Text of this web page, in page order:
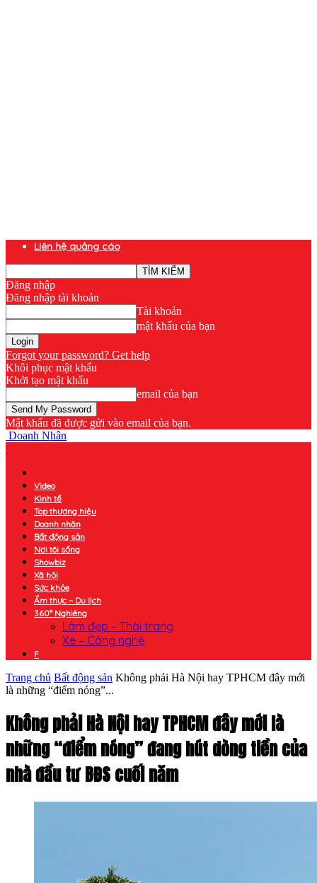
Liên hệ quảng cáo
Đăng nhập
Đăng nhập tài khoản
Tài khoản
mật khẩu của bạn
Forgot your password? Get help
Khôi phục mật khẩu
Khởi tạo mật khẩu
email của bạn
Mật khẩu đã được gửi vào email của bạn.
Doanh Nhân
Video
Kinh tế
Top thương hiệu
Doanh nhân
Bất động sản
Nơi tôi sống
Showbiz
Xã hội
Sức khỏe
Ẩm thực – Du lịch
360° Nghiêng
Làm đẹp – Thời trang
Xe – Công nghệ
F
Trang chủ Bất động sản Không phải Hà Nội hay TPHCM đây mới
là những “điểm nóng”...
Không phải Hà Nội hay TPHCM đây mới là
những “điểm nóng” đang hút dòng tiền của
nhà đầu tư BĐS cuối năm